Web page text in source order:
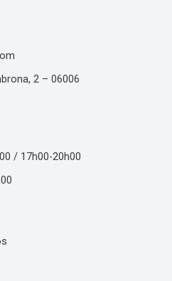
2 – 06006
/ 17h00-20h00